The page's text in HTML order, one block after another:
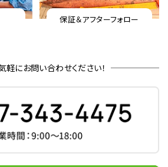
保証＆アフターフォロー
軽にお問い合わせください！